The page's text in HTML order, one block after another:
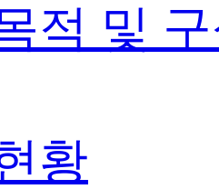
적 및
황